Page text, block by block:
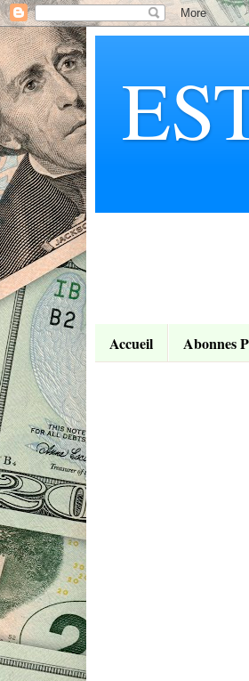
Accueil Abonnes